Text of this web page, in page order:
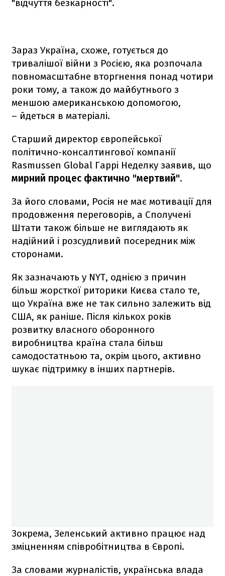
"відчуття безкарності".
Зараз Україна, схоже, готується до
тривалішої війни з Росією, яка розпочала
повномасштабне вторгнення понад чотири
роки тому, а також до майбутнього з
меншою американською допомогою,
– йдеться в матеріалі.
Старший директор європейської
політично-консалтингової компанії
Rasmussen Global Гаррі Неделку заявив, що
мирний процес фактично "мертвий".
За його словами, Росія не має мотивації для
продовження переговорів, а Сполучені
Штати також більше не виглядають як
надійний і розсудливий посередник між
сторонами.
Як зазначають у NYT, однією з причин
більш жорсткої риторики Києва стало те,
що Україна вже не так сильно залежить від
США, як раніше. Після кількох років
розвитку власного оборонного
виробництва країна стала більш
самодостатньою та, окрім цього, активно
шукає підтримку в інших партнерів.
Зокрема, Зеленський активно працює над
зміцненням співробітництва в Європі.
За словами журналістів, українська влада